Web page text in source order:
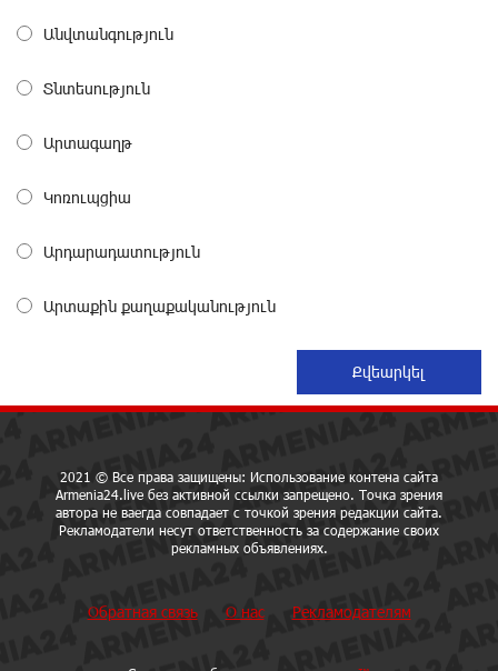
сотрудничестве с Конверс МСБ
Карапетян
Зачем Пашинян полетел в Россию?․ Аршак
Карапетян
Рост цен на продукты в Армении ускорился до 8,6%:
29 дней назад
«На пути к осознанному воспитанию детей 2026»
29 дней назад
близко
Անվտանգություն
Տնտեսություն
Արտագաղթ
Կոռուպցիա
Արդարադատություն
Արտաքին քաղաքականություն
2021 © Все права защищены: Использование контена сайта
Armenia24.live без активной ссылки запрещено. Точка зрения
автора не ваегда совпадает с точкой зрения редакции сайта.
Рекламодатели несут ответственность за содержание своих
рекламных объявлениях.
Обратная связь О нас Рекламодателям